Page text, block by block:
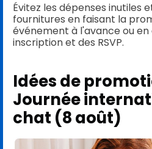
Évitez les dépenses inutiles
fournitures en faisant la
événement à l'avance ou
inscription et des RSVP.
Idées de
Journée
chat (8 août)